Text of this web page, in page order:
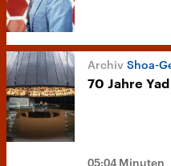
Shoa-
70 Jahre
05:04 Minuten